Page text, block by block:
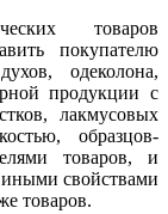
товаров
покупателю
одеколона,
продукции с
лакмусовых
образцов-
товаров, и
свойствами
товаров.